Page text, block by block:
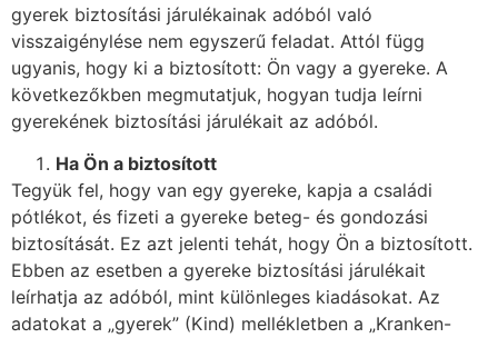
gyerek biztosítási járulékainak adóból való
visszaigénylése nem egyszerű feladat. Attól függ
ugyanis, hogy ki a biztosított: Ön vagy a gyereke. A
következőkben megmutatjuk, hogyan tudja leírni
gyerekének biztosítási járulékait az adóból.
Ha Ön a biztosított
Tegyük fel, hogy van egy gyereke, kapja a családi
pótlékot, és fizeti a gyereke beteg- és gondozási
biztosítását. Ez azt jelenti tehát, hogy Ön a biztosított.
Ebben az esetben a gyereke biztosítási járulékait
leírhatja az adóból, mint különleges kiadásokat. Az
adatokat a „gyerek” (Kind) mellékletben a „Kranken-